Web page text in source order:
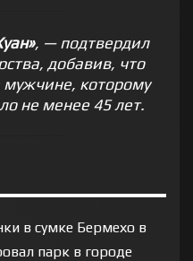
, — подтвердил
добавив, что
которому
не менее 45 лет.
в сумке Бермехо в
парк в городе